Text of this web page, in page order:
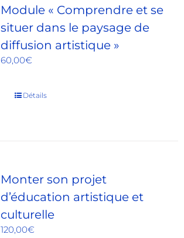
Module « Comprendre et se
situer dans le paysage de
diffusion artistique »
60,00€
Détails
Monter son projet
d’éducation artistique et
culturelle
120,00€